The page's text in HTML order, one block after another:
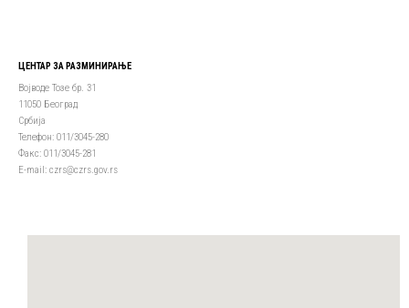
ЦЕНТАР ЗА РАЗМИНИРАЊЕ
Војводе Тозе бр. 31
11050 Београд
Србија
Телефон: 011/3045-280
Факс: 011/3045-281
Е-mail: czrs@czrs.gov.rs